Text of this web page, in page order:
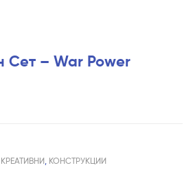
Сет – War Power
КОНСТРУКЦИИ